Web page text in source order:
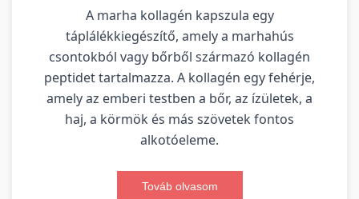
A marha kollagén kapszula egy
táplálékkiegészítő, amely a marhahús
csontokból vagy bőrből származó kollagén
peptidet tartalmazza. A kollagén egy fehérje,
amely az emberi testben a bőr, az ízületek, a
haj, a körmök és más szövetek fontos
alkotóeleme.
Továb olvasom